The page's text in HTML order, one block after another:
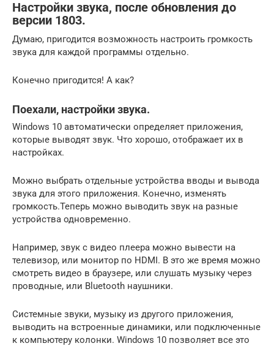
Настройки звука, после обновления до
версии 1803.
Думаю, пригодится возможность настроить громкость
звука для каждой программы отдельно.
Конечно пригодится! А как?
Поехали, настройки звука.
Windows 10 автоматически определяет приложения,
которые выводят звук. Что хорошо, отображает их в
настройках.
Можно выбрать отдельные устройства вводы и вывода
звука для этого приложения. Конечно, изменять
громкость.Теперь можно выводить звук на разные
устройства одновременно.
Например, звук с видео плеера можно вывести на
телевизор, или монитор по HDMI. В это же время можно
смотреть видео в браузере, или слушать музыку через
проводные, или Bluetooth наушники.
Системные звуки, музыку из другого приложения,
выводить на встроенные динамики, или подключенные
к компьютеру колонки. Windows 10 позволяет все это